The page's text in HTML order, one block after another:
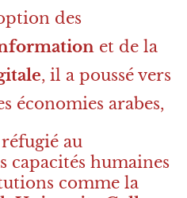
des
et de la
, il a poussé vers
économies arabes,
au
capacités humaines
comme la